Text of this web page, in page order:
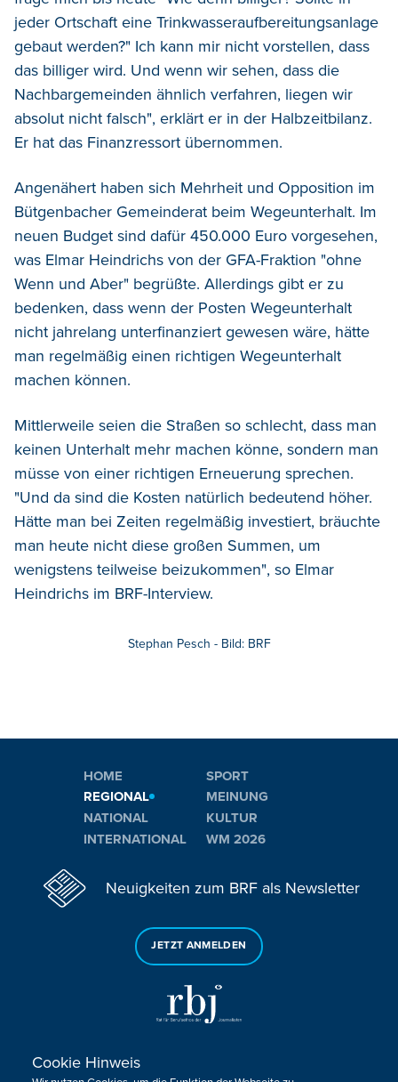
jeder Ortschaft eine Trinkwasseraufbereitungsanlage
gebaut werden?" Ich kann mir nicht vorstellen, dass
das billiger wird. Und wenn wir sehen, dass die
Nachbargemeinden ähnlich verfahren, liegen wir
absolut nicht falsch", erklärt er in der Halbzeitbilanz.
Er hat das Finanzressort übernommen.
Angenähert haben sich Mehrheit und Opposition im
Bütgenbacher Gemeinderat beim Wegeunterhalt. Im
neuen Budget sind dafür 450.000 Euro vorgesehen,
was Elmar Heindrichs von der GFA-Fraktion "ohne
Wenn und Aber" begrüßte. Allerdings gibt er zu
bedenken, dass wenn der Posten Wegeunterhalt
nicht jahrelang unterfinanziert gewesen wäre, hätte
man regelmäßig einen richtigen Wegeunterhalt
machen können.
Mittlerweile seien die Straßen so schlecht, dass man
keinen Unterhalt mehr machen könne, sondern man
müsse von einer richtigen Erneuerung sprechen.
"Und da sind die Kosten natürlich bedeutend höher.
Hätte man bei Zeiten regelmäßig investiert, bräuchte
man heute nicht diese großen Summen, um
wenigstens teilweise beizukommen", so Elmar
Heindrichs im BRF-Interview.
Stephan Pesch - Bild: BRF
HOME
REGIONAL
NATIONAL
INTERNATIONAL
SPORT
MEINUNG
KULTUR
WM 2026
Neuigkeiten zum BRF als Newsletter
JETZT ANMELDEN
Sie haben noch Fragen oder Anmerkungen?
Cookie Hinweis